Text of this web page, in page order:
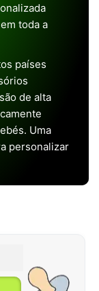
toda a
países
de alta
Uma
personalizar